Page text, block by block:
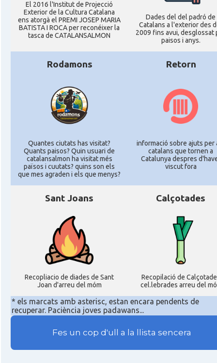
El 2016 l'Institut de Projecció
Exterior de la Cultura Catalana
ens atorgà el PREMI JOSEP MARIA
BATISTA I ROCA per reconéixer la
tasca de CATALANSALMON
Dades del del padró de
Catalans a l'exterior des
2009 fins avui, desglossat
paisos i anys.
Rodamons
Quantes ciutats has visitat?
Quants paisos? Quin usuari de
catalansalmon ha visitat més
països i cuutats? quins son els
que mes agraden i els que menys?
Retorn
informació sobre ajuts per
catalans que tornen a
Catalunya despres
viscut fora
Sant Joans
Recopliacio de diades de Sant
Joan d'arreu del móm
Calçotades
Recopilació de
cel.lebrades arreu del
* els marcats amb asterisc, estan encara pendents de
recuperar. Paciència joves padawans...
Fes un cop d'ull a la llista sencera